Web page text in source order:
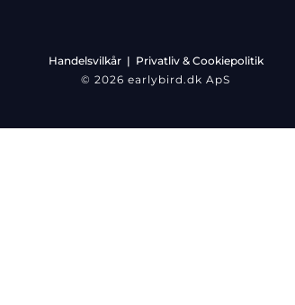
Handelsvilkår| Privatliv & Cookiepolitik
© 2026 earlybird.dk ApS